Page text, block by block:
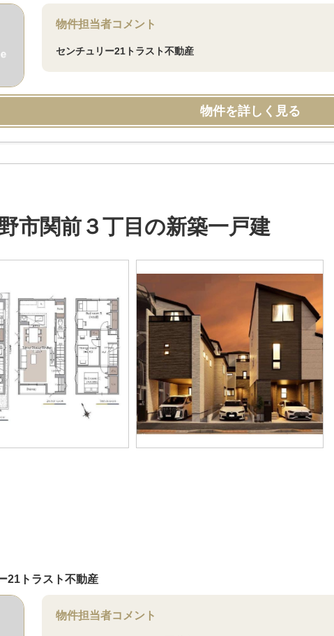
物件担当者コメント
センチュリー21トラスト不動産
物件を詳しく見る
市関前３丁目の新築一戸建
21トラスト不動産
物件担当者コメント